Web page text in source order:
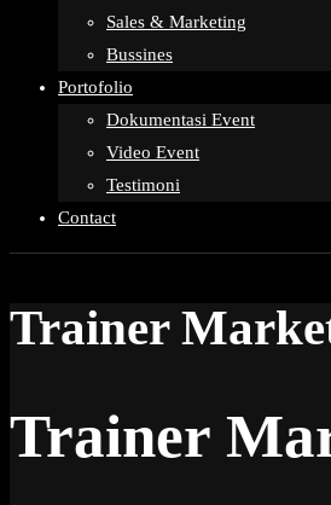
Sales & Marketing
Bussines
Portofolio
Dokumentasi Event
Video Event
Testimoni
Contact
Trainer
Trainer